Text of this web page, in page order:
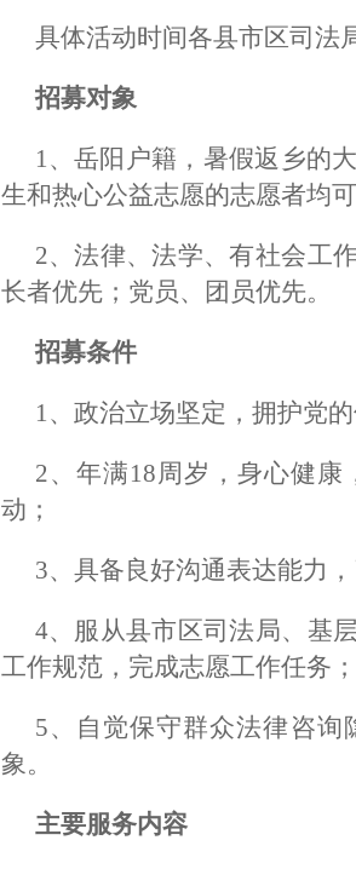
具体活动时间各县市区司法
招募对象
1、岳阳户籍，暑假返乡的
生和热心公益志愿的志愿者均
2、法律、法学、有社会工
长者优先；党员、团员优先。
招募条件
1、政治立场坚定，拥护党
2、年满18周岁，身心健
动；
3、具备良好沟通表达能力
4、服从县市区司法局、基
工作规范，完成志愿工作任务；
5、自觉保守群众法律咨
象。
主要服务内容